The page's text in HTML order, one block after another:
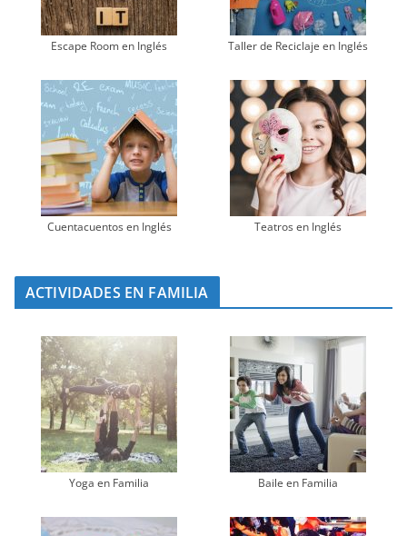
Escape Room en Inglés Taller de Reciclaje en Inglés
Cuentacuentos en Inglés Teatros en Inglés
ACTIVIDADES EN FAMILIA
Yoga en Familia Baile en Familia